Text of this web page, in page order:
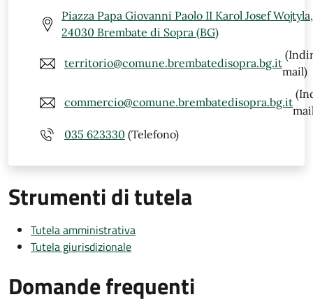
Piazza Papa Giovanni Paolo II Karol Josef
24030 Brembate di Sopra (BG)
territorio@comune.brembatedisopra.bg.it
mail)
commercio@comune.brembatedisopra.bg.it
035 623330 (Telefono)
Strumenti di tutela
Tutela amministrativa
Tutela giurisdizionale
Domande frequenti